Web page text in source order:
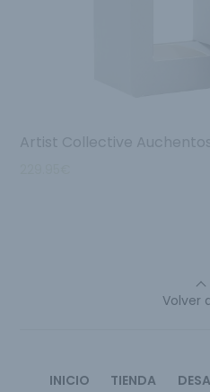
Artist Collective
Volver
INICIO TIENDA